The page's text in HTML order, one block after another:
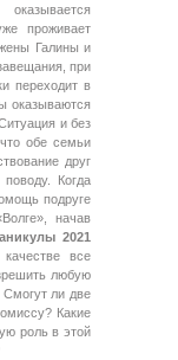
проживает
Галины и
при
переходит в
оказываются
и без
обе семьи
друг
Когда
подруге
начав
2021
все
любую
ли две
Какие
роль в этой